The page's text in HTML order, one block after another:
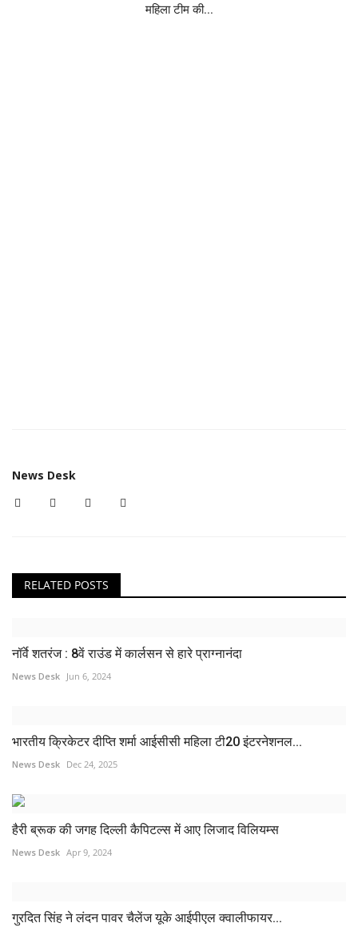
महिला टीम की...
News Desk
RELATED POSTS
नॉर्वे शतरंज : 8वें राउंड में कार्लसन से हारे प्राग्नानंदा
News Desk Jun 6, 2024
भारतीय क्रिकेटर दीप्ति शर्मा आईसीसी महिला टी20 इंटरनेशनल...
News Desk Dec 24, 2025
हैरी ब्रूक की जगह दिल्ली कैपिटल्स में आए लिजाद विलियम्स
News Desk Apr 9, 2024
गुरदित सिंह ने लंदन पावर चैलेंज यूके आईपीएल क्वालीफायर...